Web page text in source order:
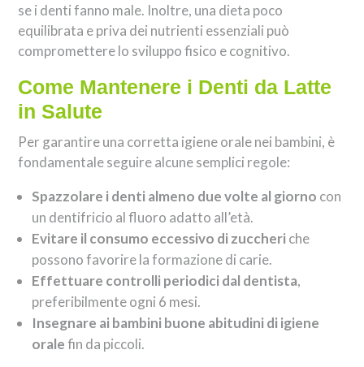
se i denti fanno male. Inoltre, una dieta poco
equilibrata e priva dei nutrienti essenziali può
compromettere lo sviluppo fisico e cognitivo.
Come Mantenere i Denti da Latte
in Salute
Per garantire una corretta igiene orale nei bambini, è
fondamentale seguire alcune semplici regole:
Spazzolare i denti almeno due volte al giorno con
un dentifricio al fluoro adatto all’età.
Evitare il consumo eccessivo di zuccheri che
possono favorire la formazione di carie.
Effettuare controlli periodici dal dentista,
preferibilmente ogni 6 mesi.
Insegnare ai bambini buone abitudini di igiene
oralefin da piccoli.